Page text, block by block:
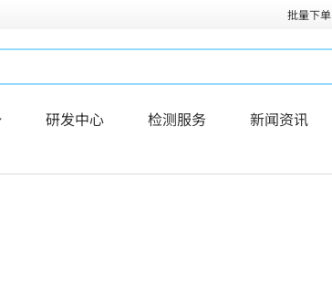
批量下单
研发中心 检测服务 新闻资讯